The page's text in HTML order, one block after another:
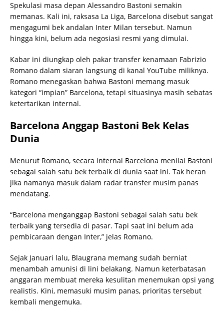
Spekulasi masa depan Alessandro Bastoni semakin
memanas. Kali ini, raksasa La Liga, Barcelona disebut sangat
mengagumi bek andalan Inter Milan tersebut. Namun
hingga kini, belum ada negosiasi resmi yang dimulai.
Kabar ini diungkap oleh pakar transfer kenamaan Fabrizio
Romano dalam siaran langsung di kanal YouTube miliknya.
Romano menegaskan bahwa Bastoni memang masuk
kategori “impian” Barcelona, tetapi situasinya masih sebatas
ketertarikan internal.
Barcelona Anggap Bastoni Bek Kelas
Dunia
Menurut Romano, secara internal Barcelona menilai Bastoni
sebagai salah satu bek terbaik di dunia saat ini. Tak heran
jika namanya masuk dalam radar transfer musim panas
mendatang.
“Barcelona menganggap Bastoni sebagai salah satu bek
terbaik yang tersedia di pasar. Tapi saat ini belum ada
pembicaraan dengan Inter,” jelas Romano.
Sejak Januari lalu, Blaugrana memang sudah berniat
menambah amunisi di lini belakang. Namun keterbatasan
anggaran membuat mereka kesulitan menemukan opsi yang
realistis. Kini, memasuki musim panas, prioritas tersebut
kembali mengemuka.